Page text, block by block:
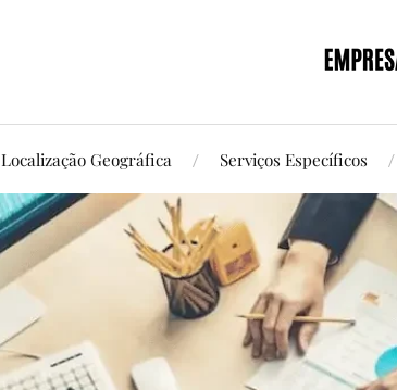
Localização Geográfica Serviços Específicos